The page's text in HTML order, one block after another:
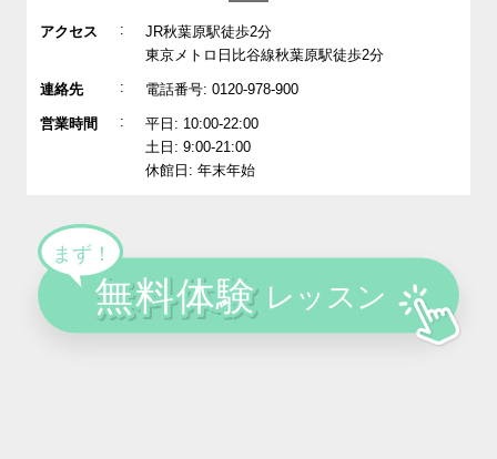
アクセス :
JR秋葉原駅徒歩2分
東京メトロ日比谷線秋葉原駅徒歩2分
連絡先 : 電話番号: 0120-978-900
営業時間 :
平日: 10:00-22:00
土日: 9:00-21:00
休館日: 年末年始